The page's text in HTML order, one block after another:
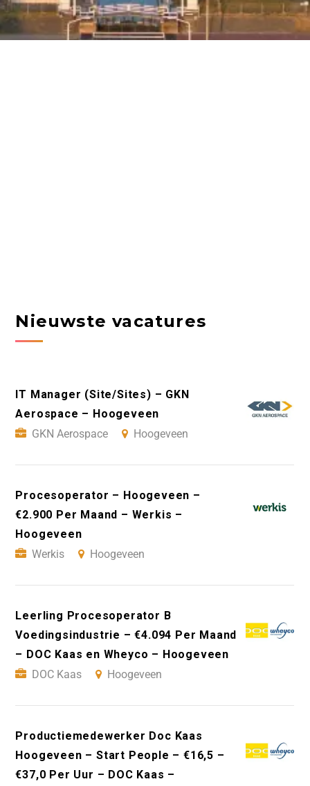
Nieuwste vacatures
IT Manager (Site/Sites) – GKN
Aerospace – Hoogeveen
GKN Aerospace
Hoogeveen
Procesoperator – Hoogeveen –
€2.900 Per Maand – Werkis –
Hoogeveen
Werkis
Hoogeveen
Leerling Procesoperator B
Voedingsindustrie – €4.094 Per Maand
– DOC Kaas en Wheyco – Hoogeveen
DOC Kaas
Hoogeveen
Productiemedewerker Doc Kaas
Hoogeveen – Start People – €16,5 –
€37,0 Per Uur – DOC Kaas –